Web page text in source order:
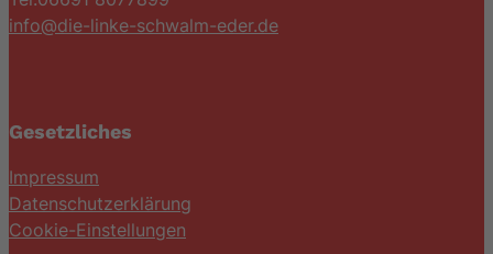
info@die-linke-schwalm-eder.de
Gesetzliches
Impressum
Datenschutzerklärung
Cookie-Einstellungen